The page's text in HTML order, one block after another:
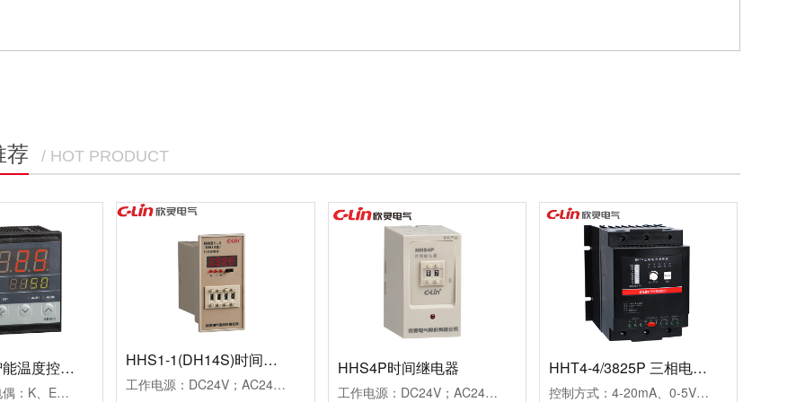
荐 / HOT PRODUCT
HB901系列智能温度控制仪
测量信号：热电偶：K、E、J；热电阻：Pt100、Cu50控制方式：二位式继电器通断控制PID调节继电器通断控制；PID调节驱动SSR电压控制报警方式：一组报警继电器触点输出二组报警继电器触点输出工作电源：AC100~240V外形尺寸：96×96×78mm开孔尺寸：92×92mm附加功能：通讯功能、变送功能典型应用：用于挤塑机、回流焊机、鞋机等控温场合备注：多种传感器输入用户任意设定
HHS1-1(DH14S)时间继电器
工作电源：DC24V；AC24V、AC220V、AC380V延时范围：0.01s~99h99m时分秒设置重复误差：≤1%工作模式：通电延时计时方式：正计时，数码管显示触点形式：两组延时带复位暂停功能触点容量：3AAC250V(阻性)外形尺寸：52×104×114mm开孔尺寸：45×77mm安装方式：面板式
HHS4P时间继电器
工作电源：DC24V；AC24V、AC220V、AC380V延时范围：0.99s、9.9s、99s、9.9m、99m、99h99.9s、999s、99.9m、999m、999h重复误差：≤1%工作模式：通电延时触点形式：两组延时触点触点容量：3AAC250V(阻性)外形尺寸：45×82×90mm开孔尺寸：56-2×Φ4.5mm安装方式：装置式或35mm导轨式
HHT4-4/3825P 三相电力调整器
控制方式：4-20mA、0-5V、0-10V三种方式可选输出方式：相位输出，移相范围0-150°负载电压：三相440VAC（三相三线）负载电流：25A保护功能：快速熔断器报警功能：断相、超温，继电器输出(1A/250VAC)介质耐压：≥2000VAC显示功能：LED面板显示SCR输出百分比及工作状态指示安装方式：螺栓安装使用负载：定阻抗电热丝、IR远红外线、UV灯管等外型尺寸：150×130×175mm安装尺寸：80×116mm(4-M5)冷却方式：自然冷却